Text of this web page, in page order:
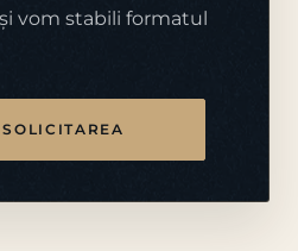
vom stabili formatul